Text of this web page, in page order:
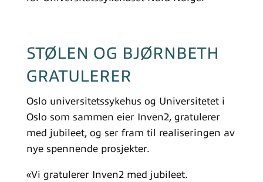
STØLEN OG BJØRNBETH
GRATULERER
Oslo universitetssykehus og Universitetet i
Oslo som sammen eier Inven2, gratulerer
med jubileet, og ser fram til realiseringen av
nye spennende prosjekter.
«Vi gratulerer Inven2 med jubileet.